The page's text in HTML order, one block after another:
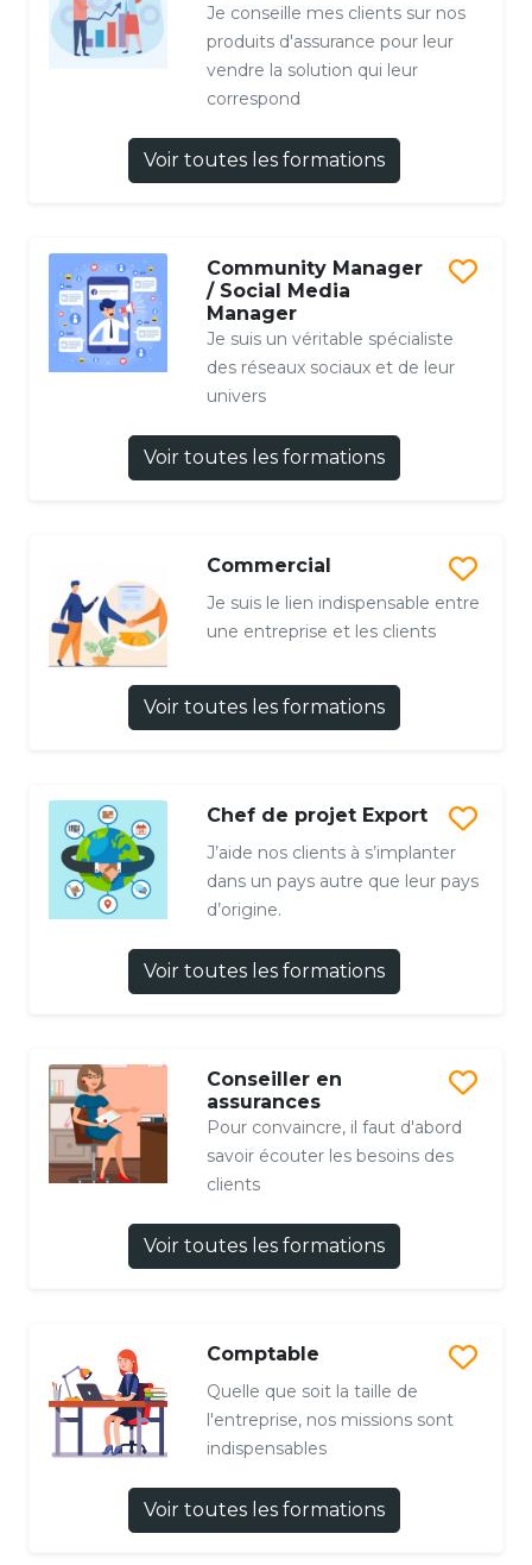
Je conseille mes clients sur nos
produits d'assurance pour leur
vendre la solution qui leur
correspond
Voir toutes les formations
Community Manager
/ Social Media
Manager
Je suis un véritable spécialiste
des réseaux sociaux et de leur
univers
Voir toutes les formations
Commercial
Je suis le lien indispensable entre
une entreprise et les clients
Voir toutes les formations
Chef de projet Export
J’aide nos clients à s’implanter
dans un pays autre que leur pays
d’origine.
Voir toutes les formations
Conseiller en
assurances
Pour convaincre, il faut d'abord
savoir écouter les besoins des
clients
Voir toutes les formations
Comptable
Quelle que soit la taille de
l'entreprise, nos missions sont
indispensables
Voir toutes les formations